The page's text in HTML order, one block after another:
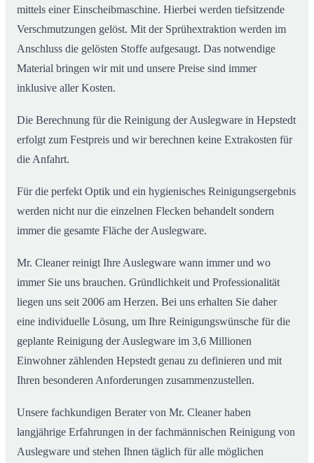
mittels einer Einscheibmaschine. Hierbei werden tiefsitzende
Verschmutzungen gelöst. Mit der Sprühextraktion werden im
Anschluss die gelösten Stoffe aufgesaugt. Das notwendige
Material bringen wir mit und unsere Preise sind immer
inklusive aller Kosten.
Die Berechnung für die Reinigung der Auslegware in Hepstedt
erfolgt zum Festpreis und wir berechnen keine Extrakosten für
die Anfahrt.
Für die perfekt Optik und ein hygienisches Reinigungsergebnis
werden nicht nur die einzelnen Flecken behandelt sondern
immer die gesamte Fläche der Auslegware.
Mr. Cleaner reinigt Ihre Auslegware wann immer und wo
immer Sie uns brauchen. Gründlichkeit und Professionalität
liegen uns seit 2006 am Herzen. Bei uns erhalten Sie daher
eine individuelle Lösung, um Ihre Reinigungswünsche für die
geplante Reinigung der Auslegware im 3,6 Millionen
Einwohner zählenden Hepstedt genau zu definieren und mit
Ihren besonderen Anforderungen zusammenzustellen.
Unsere fachkundigen Berater von Mr. Cleaner haben
langjährige Erfahrungen in der fachmännischen Reinigung von
Auslegware und stehen Ihnen täglich für alle möglichen